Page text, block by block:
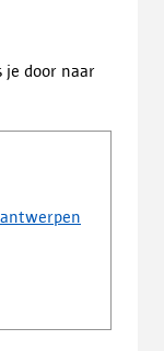
je door naar